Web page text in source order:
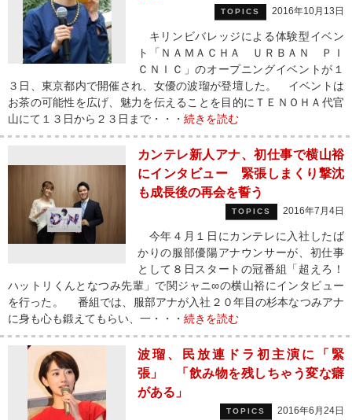
TOPICS 2016年10月13日
キリンビバレッジによる体験型イベン
ト「ＮＡＭＡＣＨＡ ＵＲＢＡＮ ＰＩ
ＣＮＩＣ」のオープニングイベントが１
３日、東京都内で開催され、女優の波瑠が登壇した。 イベントは
お茶の可能性を広げ、魅力を伝えることを目的にＴＥＮＯＨＡ代官
山にて１３日から２３日まで・・・ 続きを読む
カンテレ新人アナ、初仕事で横山裕
にインタビュー 緊張しまくり撃沈
も成長後の再会を誓う
TOPICS 2016年7月4日
今年４月１日にカンテレに入社したば
かりの服部優陽アナウンサーが、初仕事
として８日スタートの冠番組「超えろ！
ハットリくんとなつみ先輩」で関ジャニ∞の横山裕にインタビュー
を行った。 番組では、服部アナが入社２０年目の杉本なつみアナ
に身も心も鍛えてもらい、一・・・ 続きを読む
波瑠、民放連ドラ初主演に「緊
張」 「飲み物を残しちゃう変な癖
がある」
TOPICS 2016年6月24日